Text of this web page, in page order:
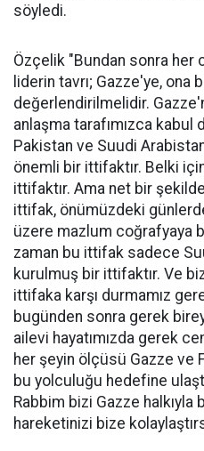
söyledi.
Özçelik "Bundan sonra her
liderin tavrı; Gazze'ye, ona
değerlendirilmelidir.
anlaşma tarafımızca kabul
Pakistan ve Suudi
önemli bir ittifaktır. Belki
ittifaktır. Ama net bir
ittifak, önümüzdeki
üzere mazlum coğrafyaya
zaman bu ittifak sadece
kurulmuş bir ittifaktır. Ve
ittifaka karşı durmamız
bugünden sonra gerek
ailevi hayatımızda gerek
her şeyin ölçüsü Gazze ve
bu yolculuğu hedefine
Rabbim bizi Gazze
hareketinizi bize